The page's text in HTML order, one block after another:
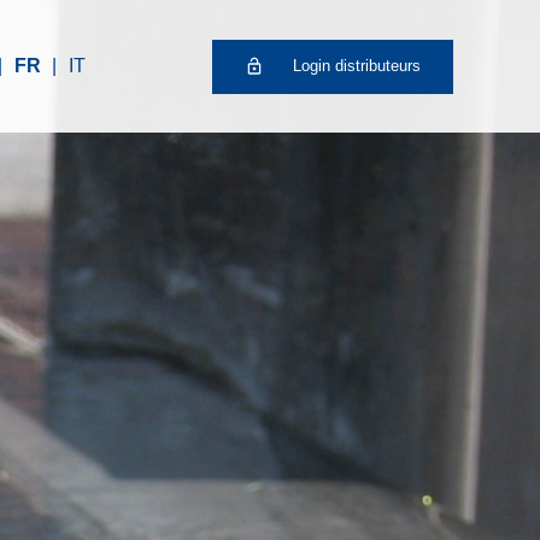
FR IT Login distributeurs